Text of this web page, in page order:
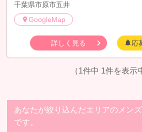
千葉県市原市五井
GoogleMap
詳しく見る 応
（1件中 1件を表示
あなたが絞り込んだエリアのメン
です。